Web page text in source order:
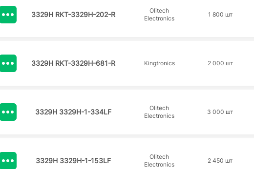
3329H RKT-3329H-202-R
Olitech
Electronics
1 800 шт
3329H RKT-3329H-681-R Kingtronics 2 000 шт
3329H 3329H-1-334LF
Olitech
Electronics
3 000 шт
3329H 3329H-1-153LF
Olitech
Electronics
2 450 шт